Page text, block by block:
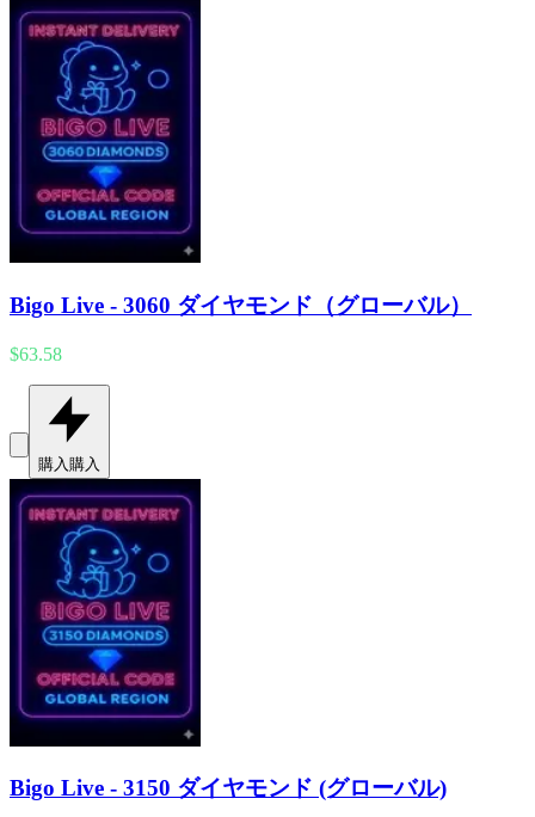
Bigo Live - 3060 ダイヤモンド（グローバル）
$63.58
購入 購入
Bigo Live - 3150 ダイヤモンド (グローバル)